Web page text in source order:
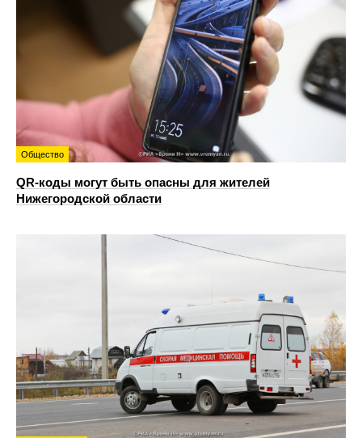
Общество
QR-коды могут быть опасны для жителей
Нижегородской области